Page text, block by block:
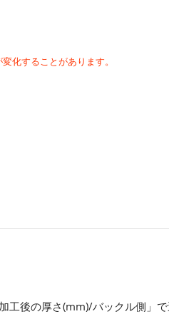
化することがあります。
後の厚さ(mm)/バックル側」で